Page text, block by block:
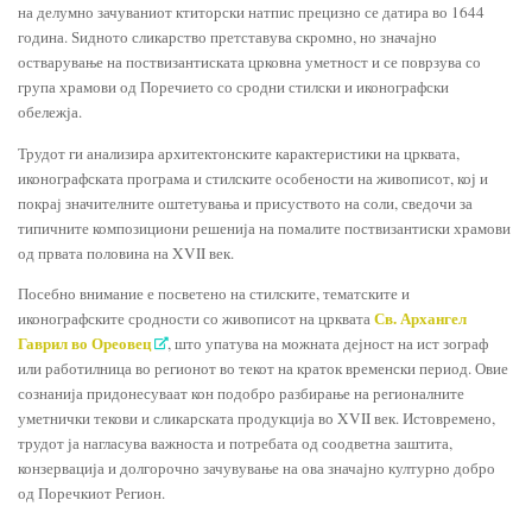
на делумно зачуваниот ктиторски натпис прецизно се датира во 1644
година. Ѕидното сликарство претставува скромно, но значајно
остварување на поствизантиската црковна уметност и се поврзува со
група храмови од Поречието со сродни стилски и иконографски
обележја.
Трудот ги анализира архитектонските карактеристики на црквата,
иконографската програма и стилските особености на живописот, кој и
покрај значителните оштетувања и присуството на соли, сведочи за
типичните композициони решенија на помалите поствизантиски храмови
од првата половина на XVII век.
Посебно внимание е посветено на стилските, тематските и
иконографските сродности со живописот на цркватаСв. Архангел
Гаврил во Ореовец
, што упатува на можната дејност на ист зограф
или работилница во регионот во текот на краток временски период. Овие
сознанија придонесуваат кон подобро разбирање на регионалните
уметнички текови и сликарската продукција во XVII век. Истовремено,
трудот ја нагласува важноста и потребата од соодветна заштита,
конзервација и долгорочно зачувување на ова значајно културно добро
од Поречкиот Регион.